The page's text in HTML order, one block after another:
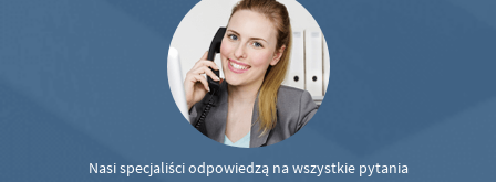
Nasi specjaliści odpowiedzą na wszystkie pytania